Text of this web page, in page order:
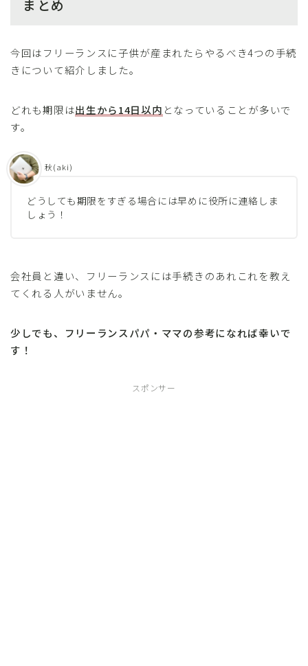
まとめ
今回はフリーランスに子供が産まれたらやるべき4つの手続
きについて紹介しました。
どれも期限は出生から14日以内 となっていることが多いで
す。
どうしても期限をすぎる場合には早めに役所に連絡しま
しょう！
秋(aki)
会社員と違い、フリーランスには手続きのあれこれを教え
てくれる人がいません。
少しでも、フリーランスパパ・ママの参考になれば幸いで
す！
スポンサー